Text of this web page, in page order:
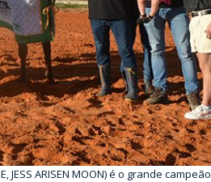
JESS ARISEN MOON) é o grande campeão